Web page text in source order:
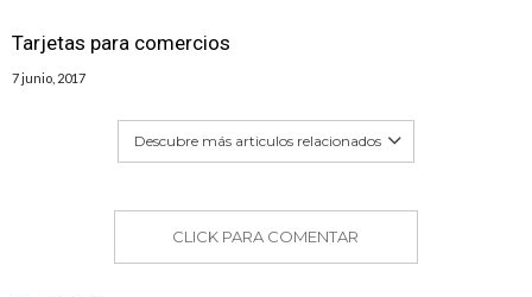
Tarjetas para comercios
7 junio, 2017
Descubre más articulos relacionados
CLICK PARA COMENTAR